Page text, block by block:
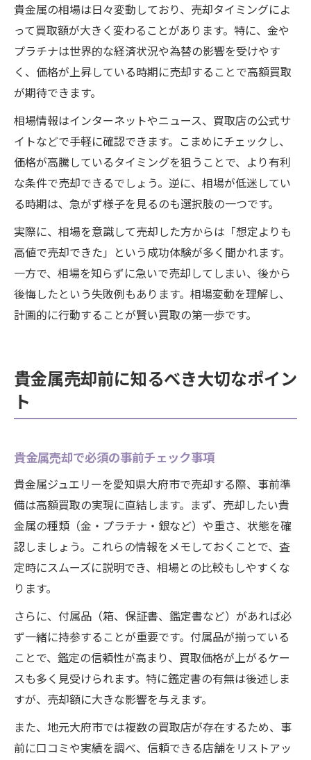
貴金属の相場は日々変動しており、売却タイミングによ
って買取額が大きく変わることがあります。特に、金や
プラチナは世界的な経済状況や為替の影響を受けやす
く、価格が上昇している時期に売却することで高額買取
が期待できます。
相場情報はインターネットやニュース、買取店の公式サ
イトなどで手軽に確認できます。こまめにチェックし、
価格が高騰しているタイミングを狙うことで、より有利
な条件で売却できるでしょう。逆に、相場が低迷してい
る時期は、急がず様子を見るのも選択肢の一つです。
実際に、相場を意識して売却した方からは「想定よりも
高値で売却できた」という成功体験が多く聞かれます。
一方で、相場を知らずに急いで売却してしまい、後から
後悔したという失敗例もあります。相場変動を理解し、
計画的に行動することが賢い買取の第一歩です。
貴金属売却前に知るべき大切なポイン
ト
貴金属売却で必須の事前チェック事項
貴金属ジュエリーを愛知県大府市で売却する際、事前準
備は高額買取の実現に直結します。まず、売却したい貴
金属の種類（金・プラチナ・銀など）や重さ、状態を確
認しましょう。これらの情報をメモしておくことで、査
定時にスムーズに説明でき、相場との比較もしやすくな
ります。
さらに、付属品（箱、保証書、鑑定書など）があれば必
ず一緒に持参することが重要です。付属品が揃っている
ことで、鑑定の信頼性が高まり、買取価格が上がるケー
スも多く見受けられます。特に鑑定書の有無は後述しま
すが、売却額に大きな影響を与えます。
また、地元大府市では複数の買取店が存在するため、事
前に口コミや実績を調べ、信頼できる店舗をリストアッ